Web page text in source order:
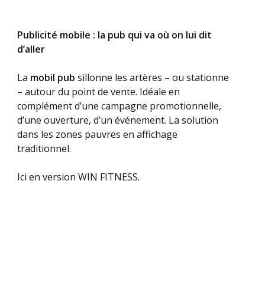
Publicité mobile : la pub qui va où on lui dit
d’aller
La mobil pub sillonne les artères – ou stationne
– autour du point de vente. Idéale en
complément d’une campagne promotionnelle,
d’une ouverture, d’un événement. La solution
dans les zones pauvres en affichage
traditionnel.
Ici en version WIN FITNESS.